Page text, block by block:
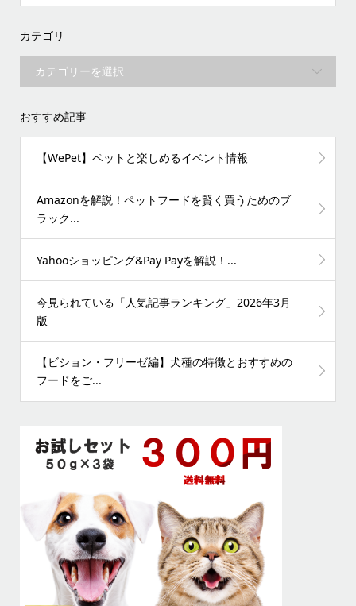
カテゴリ
おすすめ記事
【WePet】ペットと楽しめるイベント情報
Amazonを解説！ペットフードを賢く買うためのブ
ラック...
Yahooショッピング&Pay Payを解説！...
今見られている「人気記事ランキング」2026年3月
版
【ビション・フリーゼ編】犬種の特徴とおすすめの
フードをご...